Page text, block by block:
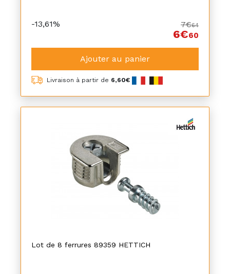
-13,61% 7€64
6€60
Ajouter au panier
Livraison à partir de 6,60€
Lot de 8 ferrures 89359 HETTICH